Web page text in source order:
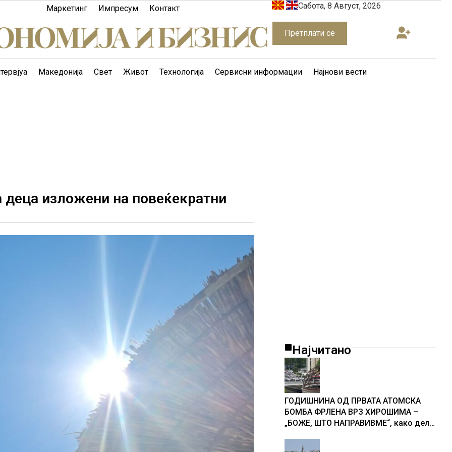
Маркетинг Импресум Контакт Сабота, 8 Август, 2026
Претплати се
Македонија Свет Живот Технологија Сервисни информации Најнови вести
изложени на повеќекратни
Најчитано
ГОДИШНИНА ОД ПРВАТА АТОМСКА
БОМБА ФРЛЕНА ВРЗ ХИРОШИМА –
„БОЖЕ, ШТО НАПРАВИВМЕ“, како дел
учесниците во бомбардирањето го